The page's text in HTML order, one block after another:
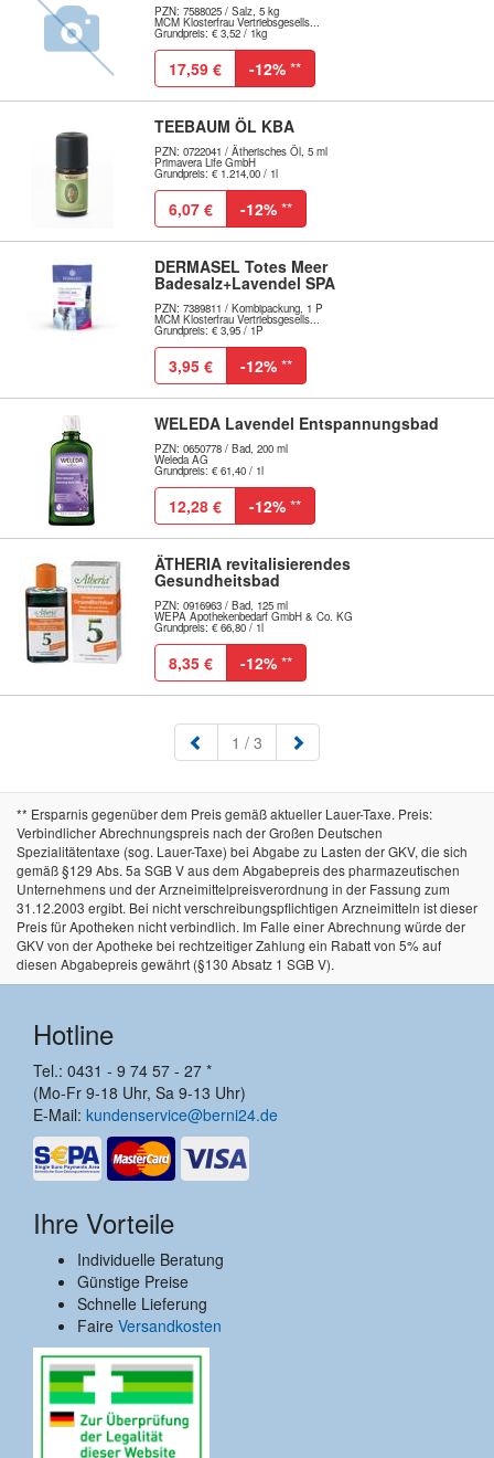
PZN: 7588025 / Salz, 5 kg
MCM Klosterfrau Vertriebsgesells...
Grundpreis: € 3,52 / 1kg
17,59 € -12% **
TEEBAUM ÖL KBA
PZN: 0722041 / Ätherisches Öl, 5 ml
Primavera Life GmbH
Grundpreis: € 1.214,00 / 1l
6,07 € -12% **
DERMASEL Totes Meer
Badesalz+Lavendel SPA
PZN: 7389811 / Kombipackung, 1 P
MCM Klosterfrau Vertriebsgesells...
Grundpreis: € 3,95 / 1P
3,95 € -12% **
WELEDA Lavendel Entspannungsbad
PZN: 0650778 / Bad, 200 ml
Weleda AG
Grundpreis: € 61,40 / 1l
12,28 € -12% **
ÄTHERIA revitalisierendes
Gesundheitsbad
PZN: 0916963 / Bad, 125 ml
WEPA Apothekenbedarf GmbH & Co. KG
Grundpreis: € 66,80 / 1l
8,35 € -12% **
1 (aktuell)
/ 3
** Ersparnis gegenüber dem Preis gemäß aktueller Lauer-Taxe. Preis:
Verbindlicher Abrechnungspreis nach der Großen Deutschen
Spezialitätentaxe (sog. Lauer-Taxe) bei Abgabe zu Lasten der GKV, die sich
gemäß §129 Abs. 5a SGB V aus dem Abgabepreis des pharmazeutischen
Unternehmens und der Arzneimittelpreisverordnung in der Fassung zum
31.12.2003 ergibt. Bei nicht verschreibungspflichtigen Arzneimitteln ist dieser
Preis für Apotheken nicht verbindlich. Im Falle einer Abrechnung würde der
GKV von der Apotheke bei rechtzeitiger Zahlung ein Rabatt von 5% auf
diesen Abgabepreis gewährt (§130 Absatz 1 SGB V).
Hotline
Tel.: 0431 - 9 74 57 - 27 *
(Mo-Fr 9-18 Uhr, Sa 9-13 Uhr)
E-Mail: kundenservice@berni24.de
Ihre Vorteile
Individuelle Beratung
Günstige Preise
Schnelle Lieferung
Faire Versandkosten